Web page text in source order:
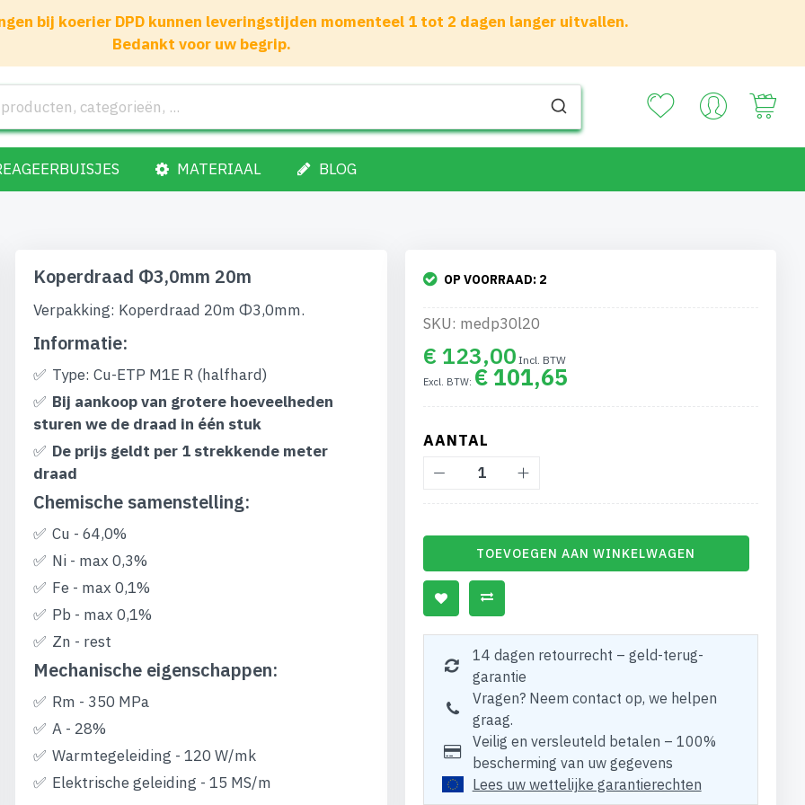
bij koerier DPD kunnen leveringstijden momenteel 1 tot 2 dagen langer uitvallen.
Bedankt voor uw begrip.
MATERIAAL BLOG
Koperdraad Φ3,0mm 20m
Verpakking: Koperdraad 20m Φ3,0mm.
Informatie:
Type: Cu-ETP M1E R (halfhard)
Bij aankoop van grotere hoeveelheden
sturen we de draad in één stuk
De prijs geldt per 1 strekkende meter
draad
Chemische samenstelling:
Cu - 64,0%
Ni - max 0,3%
Fe - max 0,1%
Pb - max 0,1%
Zn - rest
Mechanische eigenschappen:
Rm - 350 MPa
A - 28%
Warmtegeleiding - 120 W/mk
Elektrische geleiding - 15 MS/m
OP VOORRAAD: 2
SKU: medp30l20
€ 123,00
€ 101,65
AANTAL
TOEVOEGEN AAN WINKELWAGEN
14 dagen retourrecht – geld-terug-
garantie
Vragen? Neem contact op, we helpen
graag.
Veilig en versleuteld betalen – 100%
bescherming van uw gegevens
Lees uw wettelijke garantierechten